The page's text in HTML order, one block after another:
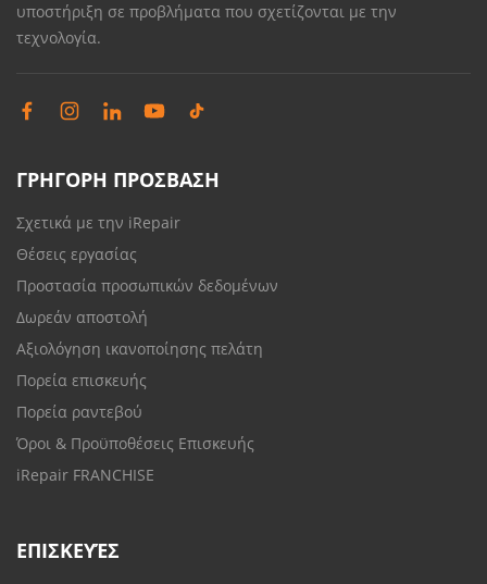
υποστήριξη σε προβλήματα που σχετίζονται με την
τεχνολογία.
ΓΡΗΓΟΡΗ ΠΡΟΣΒΑΣΗ
Σχετικά με την iRepair
Θέσεις εργασίας
Προστασία προσωπικών δεδομένων
Δωρεάν αποστολή
Αξιολόγηση ικανοποίησης πελάτη
Πορεία επισκευής
Πορεία ραντεβού
Όροι & Προϋποθέσεις Επισκευής
iRepair FRANCHISE
ΕΠΙΣΚΕΥΈΣ